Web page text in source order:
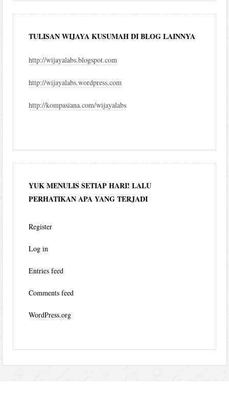
TULISAN WIJAYA KUSUMAH DI BLOG LAINNYA
http://wijayalabs.blogspot.com
http://wijayalabs.wordpress.com
http://kompasiana.com/wijayalabs
YUK MENULIS SETIAP HARI! LALU
PERHATIKAN APA YANG TERJADI
Register
Log in
Entries feed
Comments feed
WordPress.org